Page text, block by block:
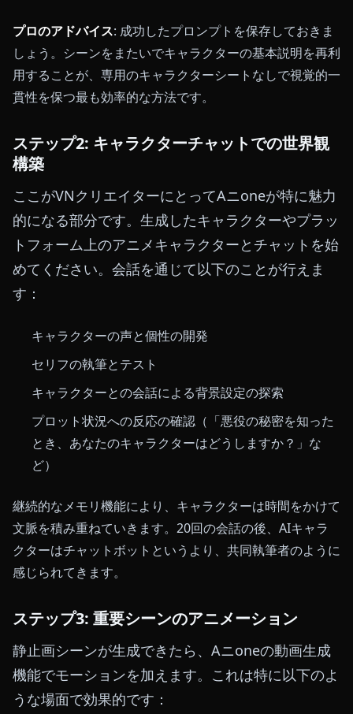
プロのアドバイス: 成功したプロンプトを保存しておきま
しょう。シーンをまたいでキャラクターの基本説明を再利
用することが、専用のキャラクターシートなしで視覚的一
貫性を保つ最も効率的な方法です。
ステップ2: キャラクターチャットでの世界観
構築
ここがVNクリエイターにとってAニoneが特に魅力
的になる部分です。生成したキャラクターやプラッ
トフォーム上のアニメキャラクターとチャットを始
めてください。会話を通じて以下のことが行えま
す：
キャラクターの声と個性の開発
セリフの執筆とテスト
キャラクターとの会話による背景設定の探索
プロット状況への反応の確認（「悪役の秘密を知った
とき、あなたのキャラクターはどうしますか？」な
ど）
継続的なメモリ機能により、キャラクターは時間をかけて
文脈を積み重ねていきます。20回の会話の後、AIキャラ
クターはチャットボットというより、共同執筆者のように
感じられてきます。
ステップ3: 重要シーンのアニメーション
静止画シーンが生成できたら、Aニoneの動画生成
機能でモーションを加えます。これは特に以下のよ
うな場面で効果的です：